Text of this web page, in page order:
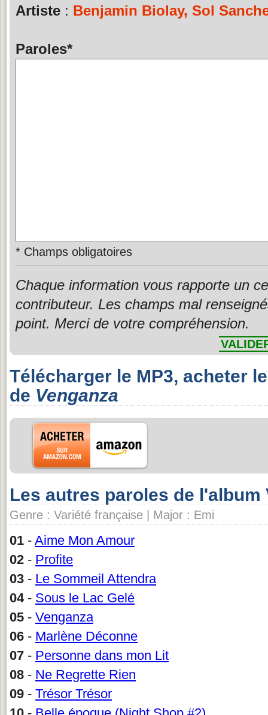
Artiste : Benjamin Biolay, Sol
Paroles*
* Champs obligatoires
Chaque information vous rapporte un
contributeur. Les champs mal
point. Merci de votre compréhension.
Télécharger le MP3, acheter
de Venganza
Les autres paroles de l'album
Genre : Variété française | Major : Emi
01 - Aime Mon Amour
02 - Profite
03 - Le Sommeil Attendra
04- Sous le Lac Gelé
05 - Venganza
06 - Marlène Déconne
07 - Personne dans mon Lit
08 - Ne Regrette Rien
09 - Trésor Trésor